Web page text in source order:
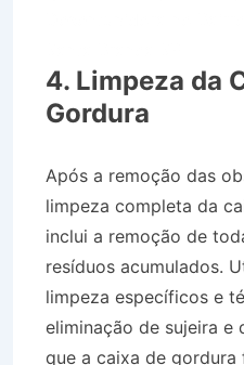
4. Limpeza da
Gordura
Após a remoção das
limpeza completa da
inclui a remoção de
resíduos acumulados.
limpeza específicos e
eliminação de sujeira e
que a caixa de